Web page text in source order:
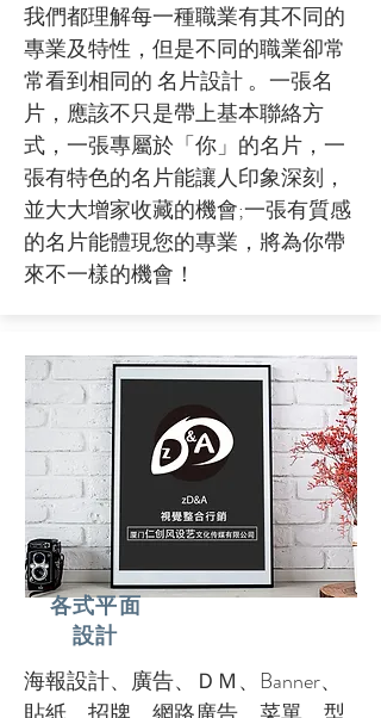
我們都理解每一種職業有其不同的
專業及特性，但是不同的職業卻常
常看到相同的 名片設計 。一張名
片，應該不只是帶上基本聯絡方
式，一張專屬於「你」的名片，一
張有特色的名片能讓人印象深刻，
並大大增家收藏的機會;一張有質感
的名片能體現您的專業，將為你帶
來不一樣的機會！
各式平面
設計
海報設計、廣告、ＤＭ、Banner、